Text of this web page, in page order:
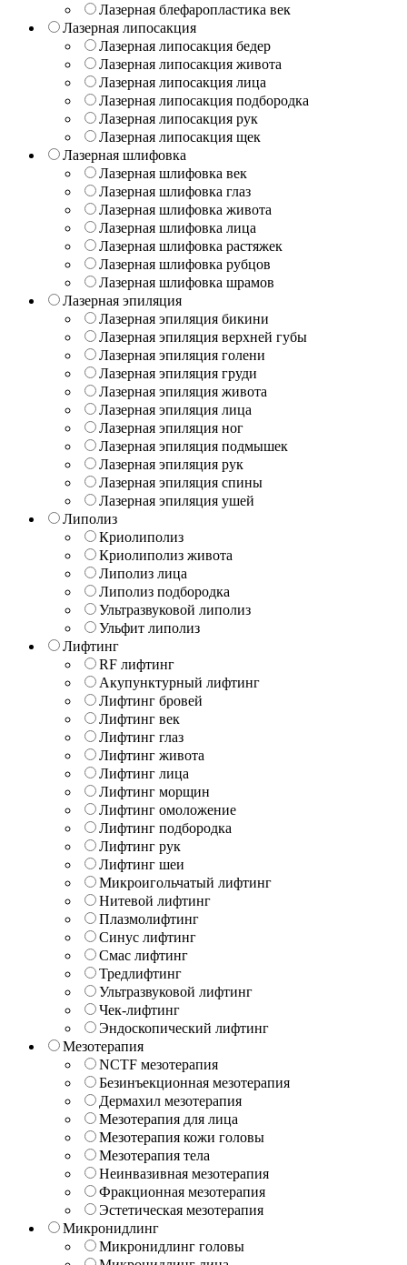
Лазерная блефаропластика век
Лазерная липосакция
Лазерная липосакция бедер
Лазерная липосакция живота
Лазерная липосакция лица
Лазерная липосакция подбородка
Лазерная липосакция рук
Лазерная липосакция щек
Лазерная шлифовка
Лазерная шлифовка век
Лазерная шлифовка глаз
Лазерная шлифовка живота
Лазерная шлифовка лица
Лазерная шлифовка растяжек
Лазерная шлифовка рубцов
Лазерная шлифовка шрамов
Лазерная эпиляция
Лазерная эпиляция бикини
Лазерная эпиляция верхней губы
Лазерная эпиляция голени
Лазерная эпиляция груди
Лазерная эпиляция живота
Лазерная эпиляция лица
Лазерная эпиляция ног
Лазерная эпиляция подмышек
Лазерная эпиляция рук
Лазерная эпиляция спины
Лазерная эпиляция ушей
Липолиз
Криолиполиз
Криолиполиз живота
Липолиз лица
Липолиз подбородка
Ультразвуковой липолиз
Ульфит липолиз
Лифтинг
RF лифтинг
Акупунктурный лифтинг
Лифтинг бровей
Лифтинг век
Лифтинг глаз
Лифтинг живота
Лифтинг лица
Лифтинг морщин
Лифтинг омоложение
Лифтинг подбородка
Лифтинг рук
Лифтинг шеи
Микроигольчатый лифтинг
Нитевой лифтинг
Плазмолифтинг
Синус лифтинг
Смас лифтинг
Тредлифтинг
Ультразвуковой лифтинг
Чек-лифтинг
Эндоскопический лифтинг
Мезотерапия
NCTF мезотерапия
Безинъекционная мезотерапия
Дермахил мезотерапия
Мезотерапия для лица
Мезотерапия кожи головы
Мезотерапия тела
Неинвазивная мезотерапия
Фракционная мезотерапия
Эстетическая мезотерапия
Микронидлинг
Микронидлинг головы